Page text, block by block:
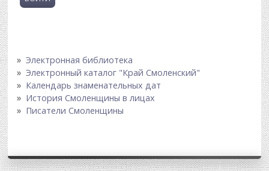
Электронная библиотека
Электронный каталог "Край Смоленский"
Календарь знаменательных дат
История Смоленщины в лицах
Писатели Смоленщины